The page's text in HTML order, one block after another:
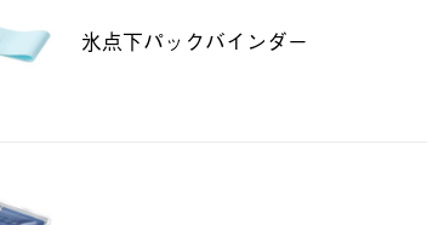
氷点下パックバインダー